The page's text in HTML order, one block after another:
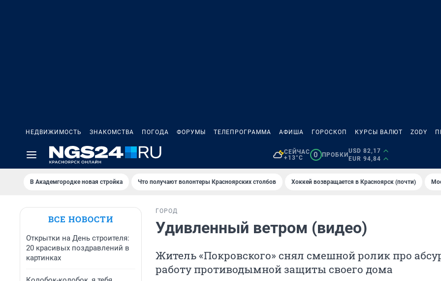
НЕДВИЖИМОСТЬ ЗНАКОМСТВА ПОГОДА ФОРУМЫ ТЕЛЕПРОГРАММА АФИША ГОРОСКОП КУРСЫ ВАЛЮТ ZODY
СЕЙЧАС
+13°C
0 ПРОБКИ
USD 82,17
EUR 94,84
В Академгородке новая стройка Что получают волонтеры Красноярских столбов Хоккей возвращается в Красноярск (почти)
ВСЕ НОВОСТИ
Открытки на День строителя:
20 красивых поздравлений в
картинках
ГОРОД
Удивленный ветром (видео)
Житель «Покровского» снял смешной ролик про
работу противодымной защиты своего дома